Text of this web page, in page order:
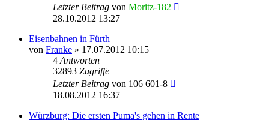
Letzter Beitrag von Moritz-182
28.10.2012 13:27
Eisenbahnen in Fürth
von Franke » 17.07.2012 10:15
4 Antworten
32893 Zugriffe
Letzter Beitrag von 106 601-8
18.08.2012 16:37
Würzburg: Die ersten Puma's gehen in Rente